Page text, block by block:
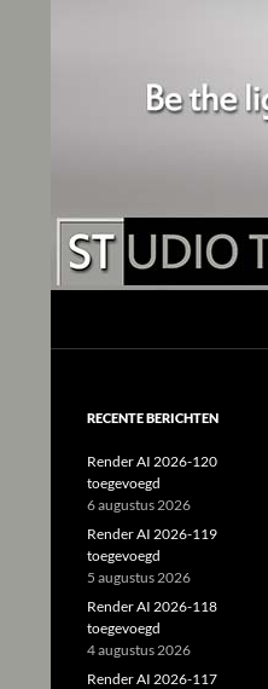
RECENTE BERICHTEN
Render AI 2026-120
toegevoegd
6 augustus 2026
Render AI 2026-119
toegevoegd
5 augustus 2026
Render AI 2026-118
toegevoegd
4 augustus 2026
Render AI 2026-117